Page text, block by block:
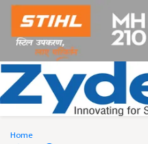
Home